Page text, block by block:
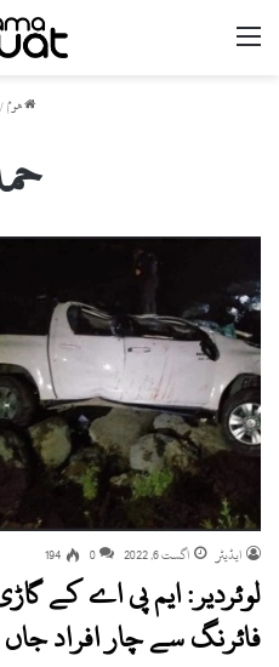
ھوم/
ایڈیٹر اگست 6, 2022 0
194
لوئردیر: ایم پی اے کے
فائرنگ سے چار افراد